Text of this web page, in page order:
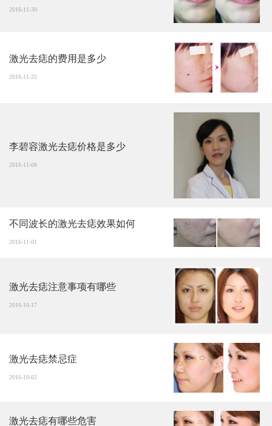
2016-11-30
激光去痣的费用是多少
2016-11-25
李碧容激光去痣价格是多少
2016-11-08
不同波长的激光去痣效果如何
2016-11-01
激光去痣注意事项有哪些
2016-10-17
激光去痣禁忌症
2016-10-02
激光去痣有哪些危害